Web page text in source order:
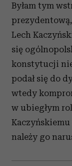
Byłam tym
Lech
się
konstytucji nie
podał się do
wtedy
w ubiegłym
należy go